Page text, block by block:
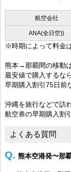
航空会社
ANA(全日空))
※時期によって料金
熊本→那覇間の移動
最安値で購入するな
早期購入割引75日前
沖縄を旅行などで訪
航空券の早期購入割
よくある質問
熊本空港発〜那